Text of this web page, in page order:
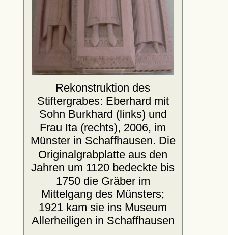
Rekonstruktion des
Stiftergrabes: Eberhard mit
Sohn Burkhard (links) und
Frau Ita (rechts), 2006, im
Münsterin Schaffhausen. Die
Originalgrabplatte aus den
Jahren um 1120 bedeckte bis
1750 die Gräber im
Mittelgang des Münsters;
1921 kam sie ins Museum
Allerheiligen in Schaffhausen